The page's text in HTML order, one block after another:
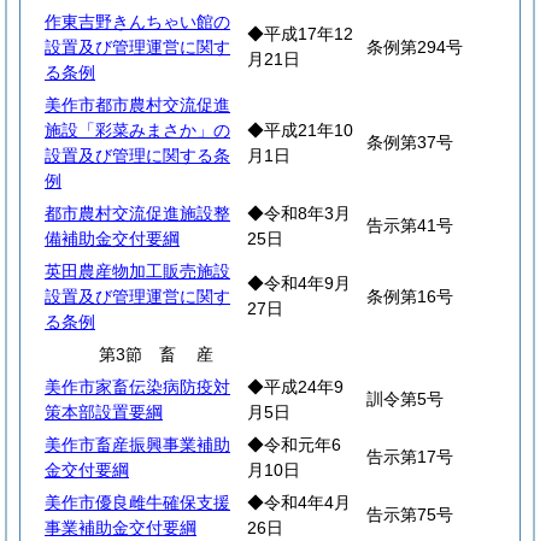
作東吉野きんちゃい館の
設置及び管理運営に関す
る条例
◆平成17年12
月21日
条例第294号
美作市都市農村交流促進
施設「彩菜みまさか」の
設置及び管理に関する条
例
◆平成21年10
月1日
条例第37号
都市農村交流促進施設整
備補助金交付要綱
◆令和8年3月
25日
告示第41号
英田農産物加工販売施設
設置及び管理運営に関す
る条例
◆令和4年9月
27日
条例第16号
第3節 畜 産
美作市家畜伝染病防疫対
策本部設置要綱
◆平成24年9
月5日
訓令第5号
美作市畜産振興事業補助
金交付要綱
◆令和元年6
月10日
告示第17号
美作市優良雌牛確保支援
事業補助金交付要綱
◆令和4年4月
26日
告示第75号